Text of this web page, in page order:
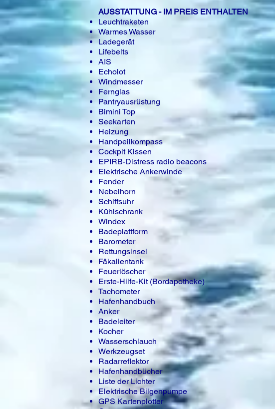
AUSSTATTUNG - IM PREIS ENTHALTEN
Leuchtraketen
Warmes Wasser
Ladegerät
Lifebelts
AIS
Echolot
Windmesser
Fernglas
Pantryausrüstung
Bimini Top
Seekarten
Heizung
Handpeilkompass
Cockpit Kissen
EPIRB-Distress radio beacons
Elektrische Ankerwinde
Fender
Nebelhorn
Schiffsuhr
Kühlschrank
Windex
Badeplattform
Barometer
Rettungsinsel
Fäkalientank
Feuerlöscher
Erste-Hilfe-Kit (Bordapotheke)
Tachometer
Hafenhandbuch
Anker
Badeleiter
Kocher
Wasserschlauch
Werkzeugset
Radarreflektor
Hafenhandbücher
Liste der Lichter
Elektrische Bilgenpumpe
GPS Kartenplotter